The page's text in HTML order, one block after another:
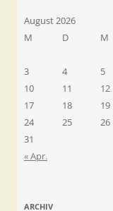
August 2026
M
D M
3
4 5
10
11 12
17
18 19
24
25 26
31
« Apr.
ARCHIV